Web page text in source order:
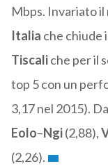
Mbps. Invariato il
Italia che chiude
Tiscaliche per il
top 5 con un
3,17 nel 2015).
Eolo–Ngi(2,88),
(2,26).